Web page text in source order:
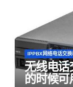
IPPBX网络电话交换
无线电话
的时候可